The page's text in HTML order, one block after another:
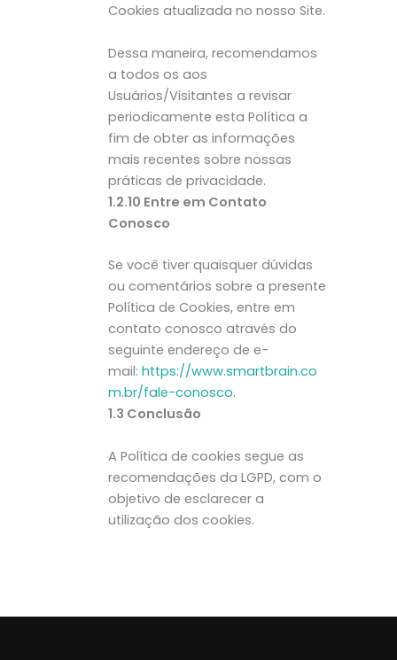
Cookies atualizada no nosso Site.
Dessa maneira, recomendamos
a todos os aos
Usuários/Visitantes a revisar
periodicamente esta Política a
fim de obter as informações
mais recentes sobre nossas
práticas de privacidade.
1.2.10 Entre em Contato
Conosco
Se você tiver quaisquer dúvidas
ou comentários sobre a presente
Política de Cookies, entre em
contato conosco através do
seguinte endereço de e-
mail: https://www.smartbrain.co
m.br/fale-conosco.
1.3 Conclusão
A Política de cookies segue as
recomendações da LGPD, com o
objetivo de esclarecer a
utilização dos cookies.